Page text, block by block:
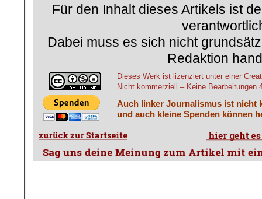
Für den Inhalt dieses Artikels ist
Dabei muss es sich nicht
Redaktion
Dieses Werk ist lizenziert unter einer
Nicht kommerziell – Keine Bearbeitungen
Auch linker Journalismus ist nicht
und auch kleine Spenden können